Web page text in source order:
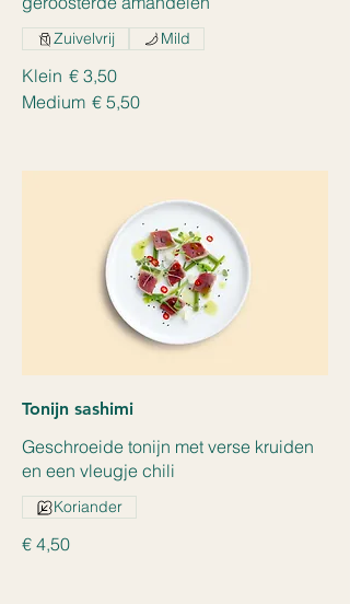
Klein € 3,50
Medium € 5,50
Zuivelvrij Mild
Tonijn sashimi
Geschroeide tonijn met verse kruiden
en een vleugje chili
€ 4,50
Koriander